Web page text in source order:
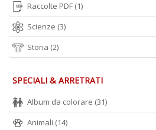
Raccolte PDF (1)
Scienze (3)
Storia (2)
SPECIALI & ARRETRATI
Album da colorare (31)
Animali (14)